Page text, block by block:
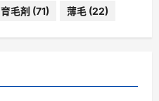
育毛剤 (71) 薄毛 (22)